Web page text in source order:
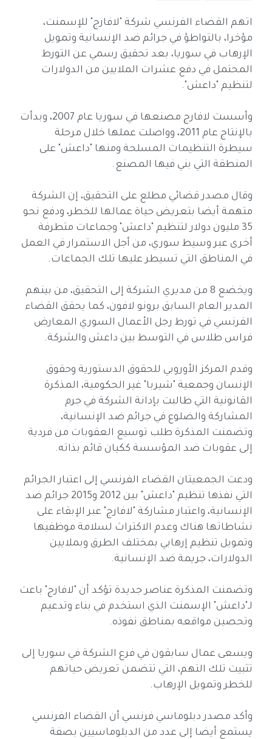
اتهم القضاء الفرنسي شركة "لافارج" للإسمنت،
مؤخرا، بالتواطؤ في جرائم ضد الإنسانية وتمويل
الإرهاب في سوريا، بعد تحقيق رسمي عن التورط
المحتمل في دفع عشرات الملايين من الدولارات
لتنظيم "داعش".
وأسست لافارج مصنعها في سوريا عام 2007، وبدأت
بالإنتاج عام 2011، وواصلت عملها خلال مرحلة
سيطرة التنظيمات المسلحة ومنها "داعش" على
المنطقة التي بني فيها المصنع.
وقال مصدر قضائي مطلع على التحقيق، إن الشركة
متهمة أيضا بتعريض حياة عمالها للخطر، ودفع نحو
35 مليون دولار لتنظيم "داعش" وجماعات متطرفة
أخرى عبر وسيط سوري، من أجل الاستمرار في العمل
في المناطق التي تسيطر عليها تلك الجماعات.
ويخضع 8 من مديري الشركة إلى التحقيق، من بينهم
المدير العام السابق برونو لافون، كما يحقق القضاء
الفرنسي في تورط رجل الأعمال السوري المعارض
فراس طلاس في التوسط بين داعش والشركة.
وقدم المركز الأوروبي للحقوق الدستورية وحقوق
الإنسان وجمعية "شيربا" غير الحكومية، المذكرة
القانونية التي طالبت بإدانة الشركة في جرم
المشاركة والضلوع في جرائم ضد الإنسانية،
وتضمنت المذكرة طلب توسيع العقوبات من فردية
إلى عقوبات ضد المؤسسة ككيان قائم بذاته.
ودعت الجمعيتان القضاء الفرنسي إلى اعتبار الجرائم
التي نفذها تنظيم "داعش" بين 2012 و2015 جرائم ضد
الإنسانية، واعتبار مشاركة "لافارج" عبر الإبقاء على
نشاطاتها هناك وعدم الاكتراث لسلامة موظفيها
وتمويل تنظيم إرهابي بمختلف الطرق وبملايين
الدولارات، جريمة ضد الإنسانية.
وتضمنت المذكرة عناصر جديدة تؤكد أن "لافارج" باعت
لـ"داعش" الإسمنت الذي استخدم في بناء وتدعيم
وتحصين مواقعه بمناطق نفوذه.
ويسعى عمال سابقون في فرع الشركة في سوريا إلى
تثبيت تلك التهم، التي تتضمن تعريض حياتهم
للخطر وتمويل الإرهاب.
وأكد مصدر دبلوماسي فرنسي أن القضاء الفرنسي
يستمع أيضا إلى عدد من الدبلوماسيين بصفة